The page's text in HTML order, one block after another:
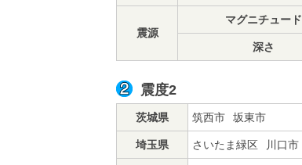
震源
マグニチュード
深さ
震度2
茨城県 筑西市 坂東市
埼玉県 さいたま緑区 川口市